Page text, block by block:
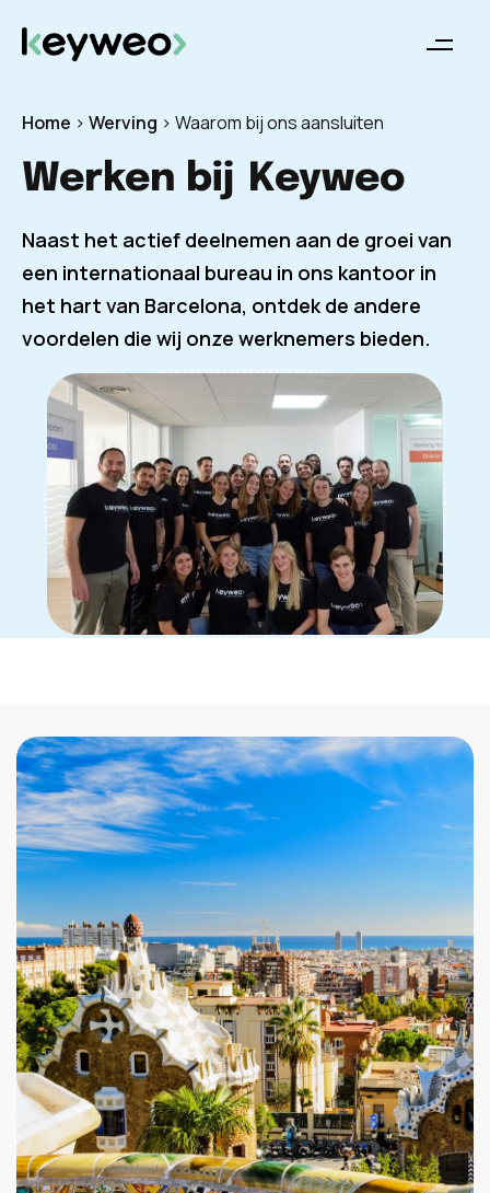
Home > Werving > Waarom bij ons aansluiten
Werken bij Keyweo
Naast het actief deelnemen aan de groei van
een internationaal bureau in ons kantoor in
het hart van Barcelona, ontdek de andere
voordelen die wij onze werknemers bieden.